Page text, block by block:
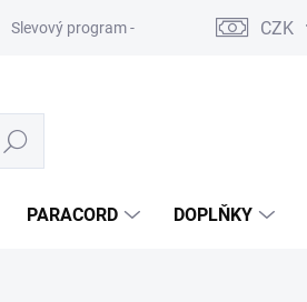
Slevový program - výhody CZK
Hledat
PARACORD DOPLŇKY